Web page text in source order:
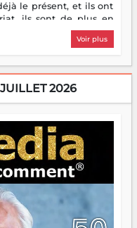
le présent, et ils ont
ils sont de plus en
à risquer — souvent
toujours avec cette
les nouvelles sont
vient de décrocher le
Elia rafle le Prix
oui, on pourrait
soi satisfait. Mais ce
La fougue, ça
Une flamme sans
peut consumer. C'est
pas pour reprendre le
les récifs. Les jeunes
comme on dit. Ce
— c'est une question
Voir plus
2026